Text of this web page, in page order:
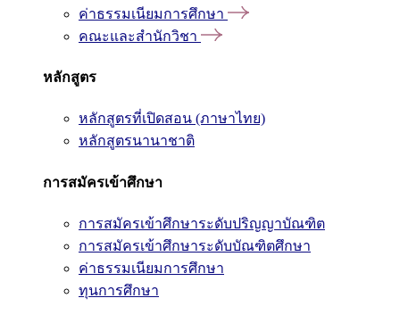
ค่าธรรมเนียมการศึกษา
คณะและสำนักวิชา
หลักสูตร
หลักสูตรที่เปิดสอน (ภาษาไทย)
หลักสูตรนานาชาติ
การสมัครเข้าศึกษา
การสมัครเข้าศึกษาระดับปริญญาบัณฑิต
การสมัครเข้าศึกษาระดับบัณฑิตศึกษา
ค่าธรรมเนียมการศึกษา
ทุนการศึกษา